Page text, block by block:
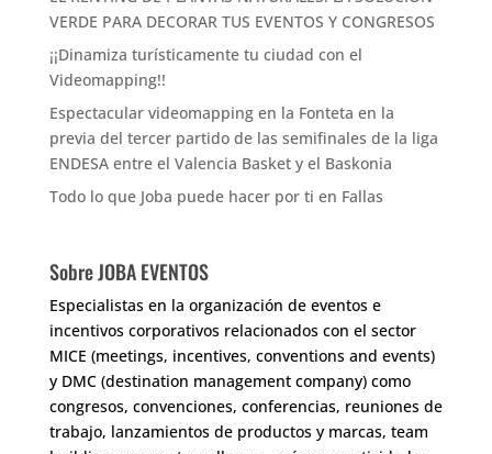
VERDE PARA DECORAR TUS EVENTOS Y CONGRESOS
¡¡Dinamiza turísticamente tu ciudad con el
Videomapping!!
Espectacular videomapping en la Fonteta en la
previa del tercer partido de las semifinales de la liga
ENDESA entre el Valencia Basket y el Baskonia
Todo lo que Joba puede hacer por ti en Fallas
Sobre JOBA EVENTOS
Especialistas en la organización de eventos e
incentivos corporativos relacionados con el sector
MICE (meetings, incentives, conventions and events)
y DMC (destination management company) como
congresos, convenciones, conferencias, reuniones de
trabajo, lanzamientos de productos y marcas, team